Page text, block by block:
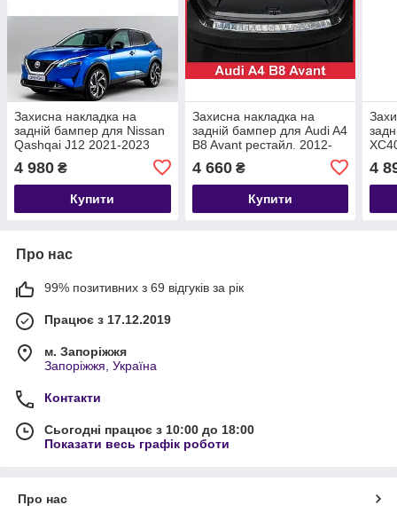
Захисна накладка на
задній бампер для Nissan
Qashqai J12 2021-2023
чорн.нерж.сталь/
4 980 ₴
Купити
Захисна накладка на
задній бампер для Audi A4
B8 Avant рестайл. 2012-
нерж.сталь)
4 660₴
Купити
4
Про нас
99% позитивних з 69 відгуків за рік
Працює з 17.12.2019
м. Запоріжжя
Запоріжжя, Україна
Контакти
Сьогодні працює з 10:00 до 18:00
Показати весь графік роботи
Про нас